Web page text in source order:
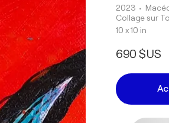
2023 •
Collage sur
10 x 10 in
690 $US